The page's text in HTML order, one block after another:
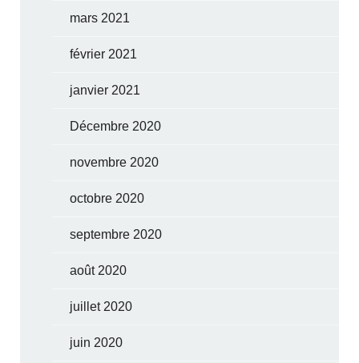
mars 2021
février 2021
janvier 2021
Décembre 2020
novembre 2020
octobre 2020
septembre 2020
août 2020
juillet 2020
juin 2020